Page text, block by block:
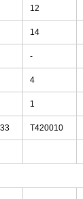
12
14
-
4
1
T420010